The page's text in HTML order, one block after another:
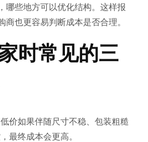
哪些地方可以优化结构。这样报
商也更容易判断成本是否合理。
时常见的三
价如果伴随尺寸不稳、包装粗糙
最终成本会更高。